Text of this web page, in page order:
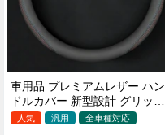
車用品 プレミアムレザー ハン
ドルカバー 新型設計 グリップ
感向上 取付簡単 滑り止め 36〜
人気 汎用 全車種対応